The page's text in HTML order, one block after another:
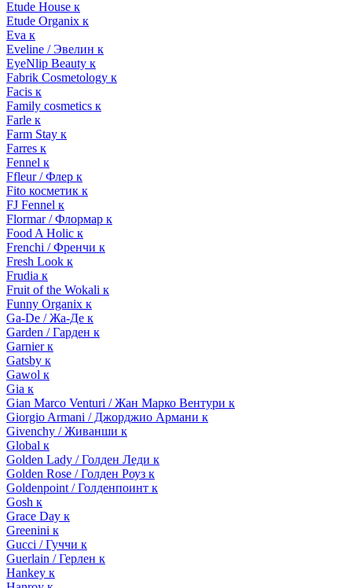
Etude House к
Etude Organix к
Eva к
Eveline / Эвелин к
EyeNlip Beauty к
Fabrik Cosmetology к
Facis к
Family cosmetics к
Farle к
Farm Stay к
Farres к
Fennel к
Ffleur / Флер к
Fito косметик к
FJ Fennel к
Flormar / Флормар к
Food A Holic к
Frenchi / Френчи к
Fresh Look к
Frudia к
Fruit of the Wokali к
Funny Organix к
Ga-De / Жа-Де к
Garden / Гарден к
Garnier к
Gatsby к
Gawol к
Gia к
Gian Marco Venturi / Жан Марко Вентури к
Giorgio Armani / Джорджио Армани к
Givenchy / Живанши к
Global к
Golden Lady / Голден Леди к
Golden Rose / Голден Роуз к
Goldenpoint / Голденпоинт к
Gosh к
Grace Day к
Greenini к
Gucci / Гуччи к
Guerlain / Герлен к
Hankey к